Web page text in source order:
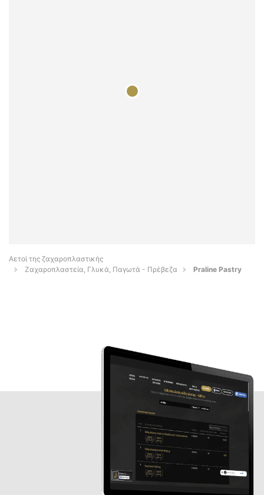
Αετοί της ζαχαροπλαστικής
Ζαχαροπλαστεία, Γλυκά, Παγωτά - Πρέβεζα
Praline Pastry